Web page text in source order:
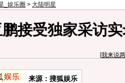
_娱乐圈 > 大陆明星
接受独家采访
[我来说
来源：搜狐娱乐